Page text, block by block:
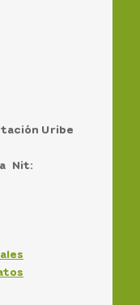
Uribe
Nit: